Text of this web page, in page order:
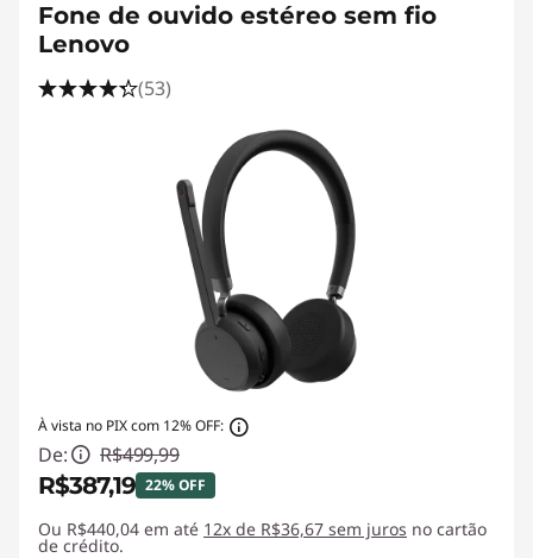
Fone de ouvido estéreo sem fio
Lenovo
(53)
À vista no PIX com 12% OFF:
De: R$499,99
R$387,19 22% OFF
Economias instantâneas :-R$112,80
Ou R$440,04 em até 12x de R$36,67 sem juros no cartão
de crédito.